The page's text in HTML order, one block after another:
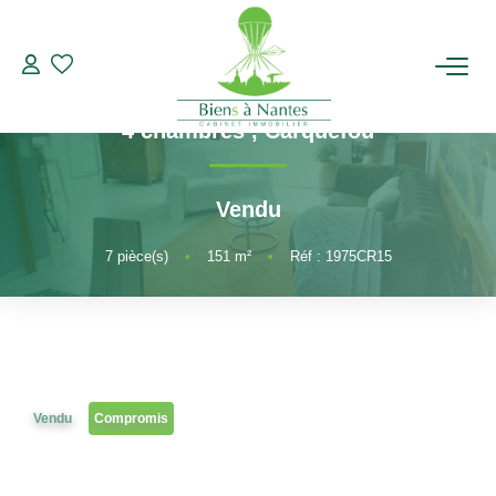
ACHETER
ESTIMER
Qui Sommes-Nous
Référence 1975CR15
A vendre Maison Carquefou Bois st Lys,
4 chambres,Carquefou
Vendu
7pièce(s) • 151 m² • Réf : 1975CR15
Vendu Compromis